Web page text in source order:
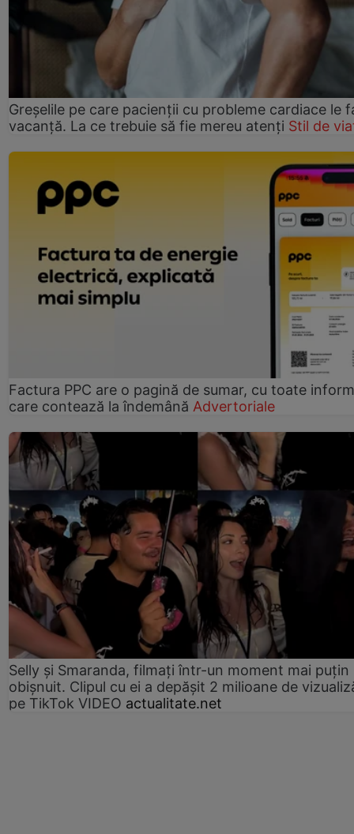
Greșelile pe care pacienții cu probleme cardiace le
vacanță. La ce trebuie să fie mereu atenți Stil de
Factura PPC are o pagină de sumar, cu toate
care contează la îndemână Advertoriale
Selly și Smaranda, filmați într-un moment mai puțin
obișnuit. Clipul cu ei a depășit 2 milioane de
pe TikTok VIDEO actualitate.net